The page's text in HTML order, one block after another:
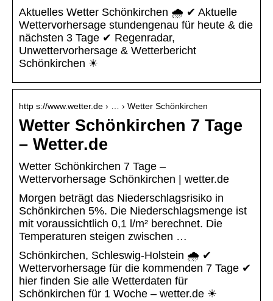
Aktuelles Wetter Schönkirchen 🌧️ ✔ Aktuelle
Wettervorhersage stundengenau für heute & die
nächsten 3 Tage ✔ Regenradar,
Unwettervorhersage & Wetterbericht
Schönkirchen ☀
http s://www.wetter.de › … › Wetter Schönkirchen
Wetter Schönkirchen 7 Tage
– Wetter.de
Wetter Schönkirchen 7 Tage –
Wettervorhersage Schönkirchen | wetter.de
Morgen beträgt das Niederschlagsrisiko in
Schönkirchen 5%. Die Niederschlagsmenge ist
mit voraussichtlich 0,1 l/m² berechnet. Die
Temperaturen steigen zwischen …
Schönkirchen, Schleswig-Holstein 🌧️ ✔
Wettervorhersage für die kommenden 7 Tage ✔
hier finden Sie alle Wetterdaten für
Schönkirchen für 1 Woche – wetter.de ☀